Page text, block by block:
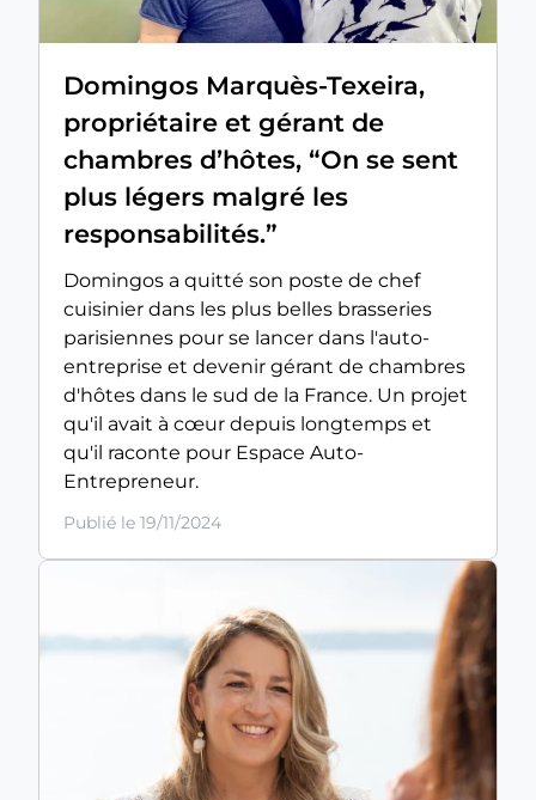
Domingos Marquès-Texeira,
propriétaire et gérant de
chambres d’hôtes, “On se sent
plus légers malgré les
responsabilités.”
Domingos a quitté son poste de chef
cuisinier dans les plus belles brasseries
parisiennes pour se lancer dans l'auto-
entreprise et devenir gérant de chambres
d'hôtes dans le sud de la France. Un projet
qu'il avait à cœur depuis longtemps et
qu'il raconte pour Espace Auto-
Entrepreneur.
Publié le 19/11/2024